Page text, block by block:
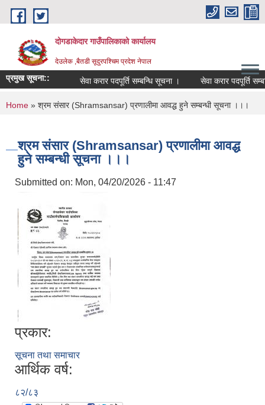
Skip to main content
दोगडाकेदार गाउँपालिकाको कार्यालय
देउलेक ,बैतडी सूदुरपश्चिम प्रदेश नेपाल
प्रमुख सूचना:: सेवा करार पदपूर्ति सम्बन्धि सूचना । सेवा करार पदपूर्ति
You are here
Home » श्रम संसार (Shramsansar) प्रणालीमा आवद्ध हुने सम्बन्धी सूचना ।।।
श्रम संसार (Shramsansar) प्रणालीमा आवद्ध
हुने सम्बन्धी सूचना ।।।
Submitted on: Mon, 04/20/2026 - 11:47
प्रकार:
सूचना तथा समाचार
आर्थिक वर्ष:
८२/८३